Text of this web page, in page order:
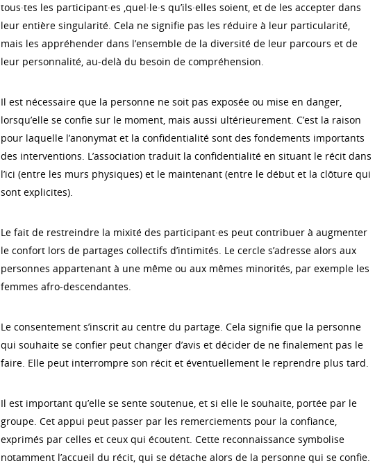
tous·tes les participant·es ,quel·le·s qu’ils·elles soient, et de les accepter dans
leur entière singularité. Cela ne signifie pas les réduire à leur particularité,
mais les appréhender dans l’ensemble de la diversité de leur parcours et de
leur personnalité, au-delà du besoin de compréhension.
Il est nécessaire que la personne ne soit pas exposée ou mise en danger,
lorsqu’elle se confie sur le moment, mais aussi ultérieurement. C’est la raison
pour laquelle l’anonymat et la confidentialité sont des fondements importants
des interventions. L’association traduit la confidentialité en situant le récit dans
l’ici (entre les murs physiques) et le maintenant (entre le début et la clôture qui
sont explicites).
Le fait de restreindre la mixité des participant·es peut contribuer à augmenter
le confort lors de partages collectifs d’intimités. Le cercle s’adresse alors aux
personnes appartenant à une même ou aux mêmes minorités, par exemple les
femmes afro-descendantes.
Le consentement s’inscrit au centre du partage. Cela signifie que la personne
qui souhaite se confier peut changer d’avis et décider de ne finalement pas le
faire. Elle peut interrompre son récit et éventuellement le reprendre plus tard.
Il est important qu’elle se sente soutenue, et si elle le souhaite, portée par le
groupe. Cet appui peut passer par les remerciements pour la confiance,
exprimés par celles et ceux qui écoutent. Cette reconnaissance symbolise
notamment l’accueil du récit, qui se détache alors de la personne qui se confie.